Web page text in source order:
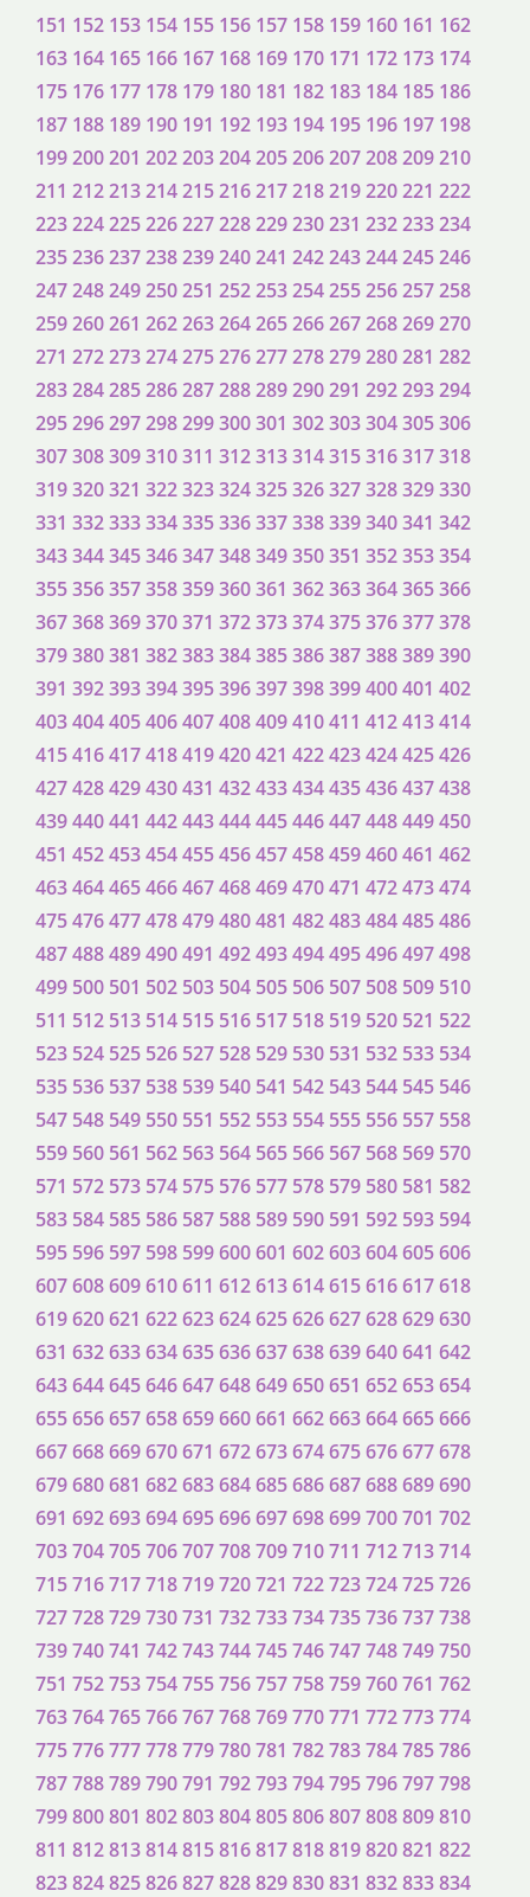
151 152 153 154 155 156 157 158 159 160 161 162
163 164 165 166 167 168 169 170 171 172 173 174
175 176 177 178 179 180 181 182 183 184 185 186
187 188 189 190 191 192 193 194 195 196 197 198
199200201 202203204205206207208209210
211 212213214215216217218219220221 222
223224225226227228229230231 232233234
235236237238239240241 242243244245246
247248249250251 252253254255256257258
259260261 262263264265266267268269270
271 272273274275276277278279280281 282
283284285286287288289290291 292293294
295296297298299300301 302303304305306
307308309310311 312313314315316317318
319320321 322323324325326327328329330
331 332333334335336337338339340341 342
343344345346347348349350351 352353354
355356357358359360361 362363364365366
367368369370371 372373374375376377378
379380381 382383384385386387388389390
391 392393394395396397398399400401 402
403404405406407408409410411 412413414
415416417418419420421 422423424425426
427428429430431 432433434435436437438
439440441 442443444445446447448449450
451 452453454455456457458459460461 462
463464465466467468469470471 472473474
475476477478479480481 482483484485486
487488489490491 492493494495496497498
499 500 501 502 503 504 505 506 507 508 509 510
511 512 513 514 515 516 517 518 519 520 521 522
523 524 525 526 527 528 529 530 531 532 533 534
535 536 537 538 539 540 541 542 543 544 545 546
547 548 549 550 551 552 553 554 555 556 557 558
559 560 561 562 563 564 565 566 567 568 569 570
571 572 573 574 575 576 577 578 579 580 581 582
583 584 585 586 587 588 589 590 591 592 593 594
595 596 597 598 599600601 602603604605606
607608609610611 612613614615616617618
619620621 622623624625626627628629630
631 632633634635636637638639640641 642
643644645646647648649650651 652653654
655656657658659660661 662663664665666
667668669670671 672673674675676677678
679680681 682683684685686687688689690
691 692693694695696697698699700701 702
703704705706707708709710711 712713714
715716717718719720721 722723724725726
727728729730731 732733734735736737738
739740741 742743744745746747748749750
751 752753754755756757758759760761 762
763764765766767768769770771 772773774
775776777778779780781 782783784785786
787788789790791 792793794795796797798
799800801 802803804805806807808809810
811 812813814815816817818819820821 822
823824825826827828829830831 832833834